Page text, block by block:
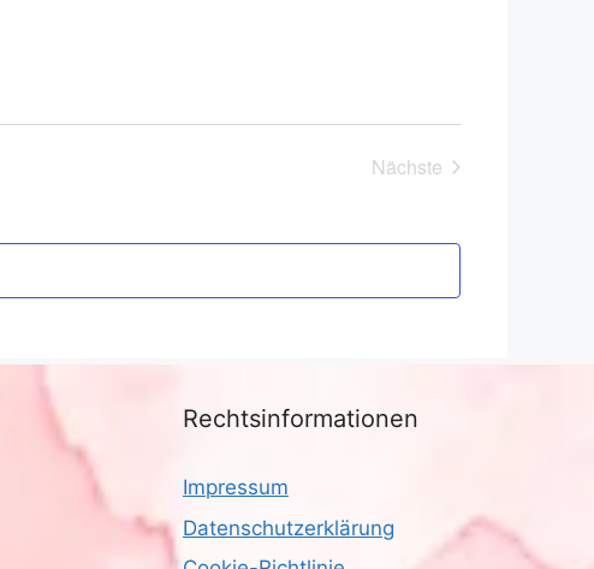
Nächste
Rechtsinformationen
Impressum
Datenschutzerklärung